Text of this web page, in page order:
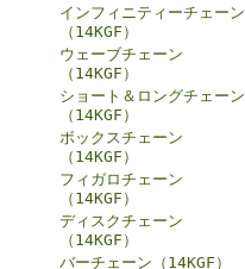
インフィニティーチェーン
（14KGF）
ウェーブチェーン
（14KGF）
ショート＆ロングチェーン
（14KGF）
ボックスチェーン
（14KGF）
フィガロチェーン
（14KGF）
ディスクチェーン
（14KGF）
バーチェーン（14KGF）